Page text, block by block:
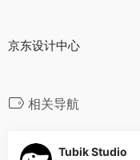
京东设计中心
相关导航
Tubik Studio